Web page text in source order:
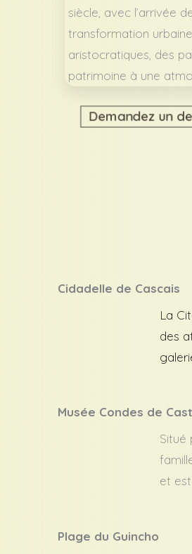
siècle, avec l’arrivée
transformation
aristocratiques, des
patrimoine à une
Demandez un
Cidadelle de Cascais
La
des
Musée Condes de
Situé
et
Plage du Guincho